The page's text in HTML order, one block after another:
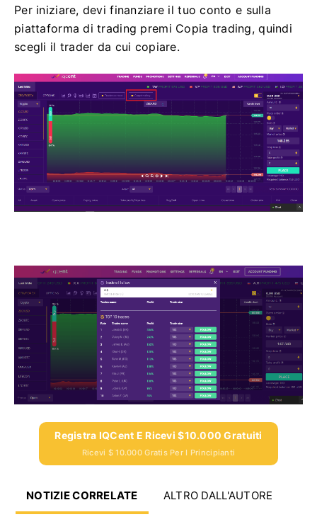
Per iniziare, devi finanziare il tuo conto e sulla
piattaforma di trading premi Copia trading, quindi
scegli il trader da cui copiare.
Registra IQCent E Ricevi $10.000 Gratuiti
Ricevi $ 10.000 Gratis Per I Principianti
NOTIZIE CORRELATE ALTRO DALL'AUTORE